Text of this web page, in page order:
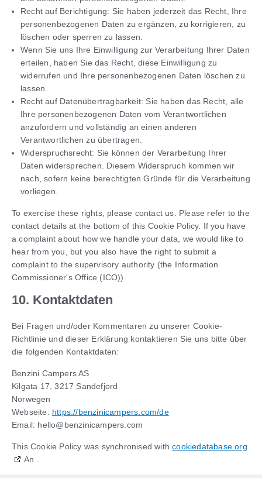
Recht auf Berichtigung: Sie haben jederzeit das Recht, Ihre
personenbezogenen Daten zu ergänzen, zu korrigieren, zu
löschen oder sperren zu lassen.
Wenn Sie uns Ihre Einwilligung zur Verarbeitung Ihrer Daten
erteilen, haben Sie das Recht, diese Einwilligung zu
widerrufen und Ihre personenbezogenen Daten löschen zu
lassen.
Recht auf Datenübertragbarkeit: Sie haben das Recht, alle
Ihre personenbezogenen Daten vom Verantwortlichen
anzufordern und vollständig an einen anderen
Verantwortlichen zu übertragen.
Widerspruchsrecht: Sie können der Verarbeitung Ihrer
Daten widersprechen. Diesem Widerspruch kommen wir
nach, sofern keine berechtigten Gründe für die Verarbeitung
vorliegen.
To exercise these rights, please contact us. Please refer to the
contact details at the bottom of this Cookie Policy. If you have
a complaint about how we handle your data, we would like to
hear from you, but you also have the right to submit a
complaint to the supervisory authority (the Information
Commissioner's Office (ICO)).
10. Kontaktdaten
Bei Fragen und/oder Kommentaren zu unserer Cookie-
Richtlinie und dieser Erklärung kontaktieren Sie uns bitte über
die folgenden Kontaktdaten:
Benzini Campers AS
Kilgata 17, 3217 Sandefjord
Norwegen
Webseite: https://benzinicampers.com/de
Email: hello@benzinicampers.com
This Cookie Policy was synchronised withcookiedatabase.org
An .